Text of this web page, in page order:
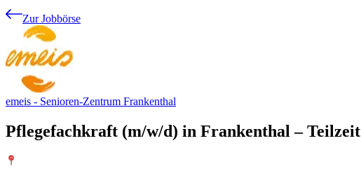
Zur Jobbörse
emeis - Senioren-Zentrum Frankenthal
Pflegefachkraft (m/w/d) in Frankenthal – Teilzeit